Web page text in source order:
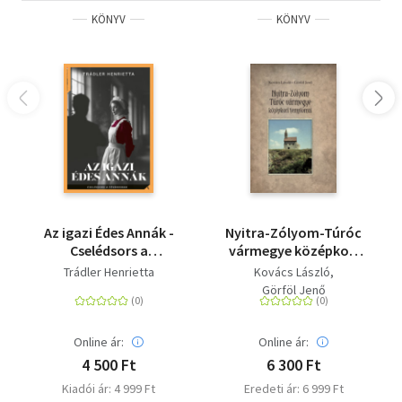
KÖNYV
Az igazi Édes Annák -
Cselédsors a
fővárosban
Trádler Henrietta
Online ár:
4 500 Ft
Kiadói ár: 4 999 Ft
KÖNYV
Nyitra-Zólyom-Túróc
vármegye középkori
templomai
Kovács László
Görföl Jenő
Online ár:
6 300 Ft
Eredeti ár: 6 999 Ft